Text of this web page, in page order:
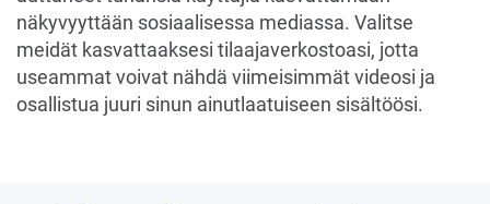
näkyvyyttään sosiaalisessa mediassa. Valitse
meidät kasvattaaksesi tilaajaverkostoasi, jotta
useammat voivat nähdä viimeisimmät videosi ja
osallistua juuri sinun ainutlaatuiseen sisältöösi.